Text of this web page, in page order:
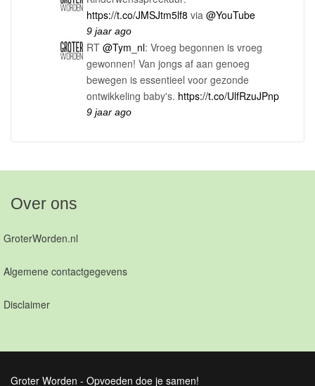
https://t.co/JMSJtm5lf8 via @YouTube
9 jaar ago
RT @Tym_nl: Vroeg begonnen is vroeg
gewonnen! Van jongs af aan genoeg
bewegen is essentieel voor gezonde
ontwikkeling baby's. https://t.co/UlfRzuJPnp
9 jaar ago
Over ons
GroterWorden.nl
Algemene contactgegevens
Disclaimer
Groter Worden - Opvoeden doe je samen!